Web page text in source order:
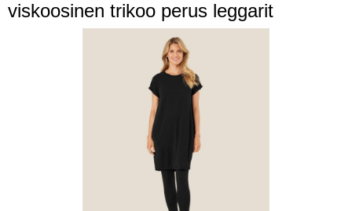
viskoosinen trikoo perus leggarit